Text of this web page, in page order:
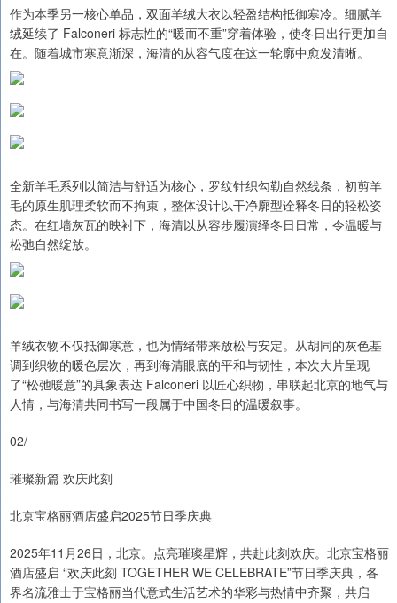
作为本季另一核心单品，双面羊绒大衣以轻盈结构抵御寒冷。细腻羊
绒延续了 Falconeri 标志性的“暖而不重”穿着体验，使冬日出行更加自
在。随着城市寒意渐深，海清的从容气度在这一轮廓中愈发清晰。
全新羊毛系列以简洁与舒适为核心，罗纹针织勾勒自然线条，初剪羊
毛的原生肌理柔软而不拘束，整体设计以干净廓型诠释冬日的轻松姿
态。在红墙灰瓦的映衬下，海清以从容步履演绎冬日日常，令温暖与
松弛自然绽放。
羊绒衣物不仅抵御寒意，也为情绪带来放松与安定。从胡同的灰色基
调到织物的暖色层次，再到海清眼底的平和与韧性，本次大片呈现
了“松弛暖意”的具象表达 Falconeri 以匠心织物，串联起北京的地气与
人情，与海清共同书写一段属于中国冬日的温暖叙事。
02/
璀璨新篇 欢庆此刻
北京宝格丽酒店盛启2025节日季庆典
2025年11月26日，北京。点亮璀璨星辉，共赴此刻欢庆。北京宝格丽
酒店盛启 “欢庆此刻 TOGETHER WE CELEBRATE”节日季庆典，各
界名流雅士于宝格丽当代意式生活艺术的华彩与热情中齐聚，共启